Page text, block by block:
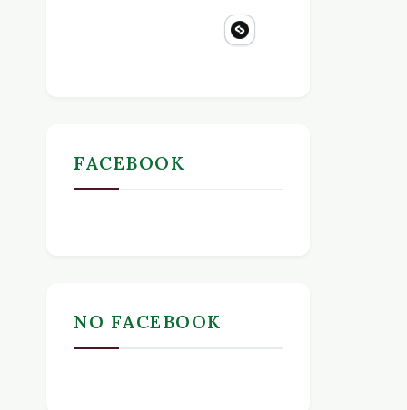
FACEBOOK
NO FACEBOOK